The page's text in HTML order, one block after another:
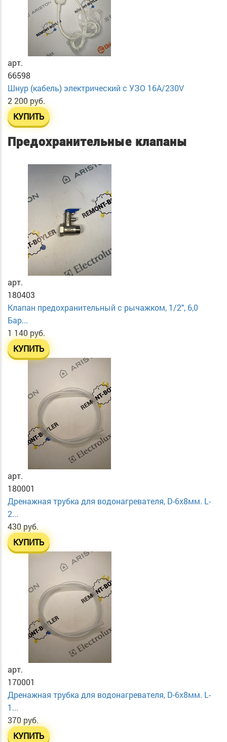
арт.
66598
Шнур (кабель) электрический с УЗО 16А/230V
2 200 руб.
КУПИТЬ
Предохранительные клапаны
арт.
180403
Клапан предохранительный с рычажком, 1/2", 6,0
Бар...
1 140 руб.
КУПИТЬ
арт.
180001
Дренажная трубка для водонагревателя, D-6х8мм. L-
2...
430 руб.
КУПИТЬ
арт.
170001
Дренажная трубка для водонагревателя, D-6х8мм. L-
1...
370 руб.
КУПИТЬ